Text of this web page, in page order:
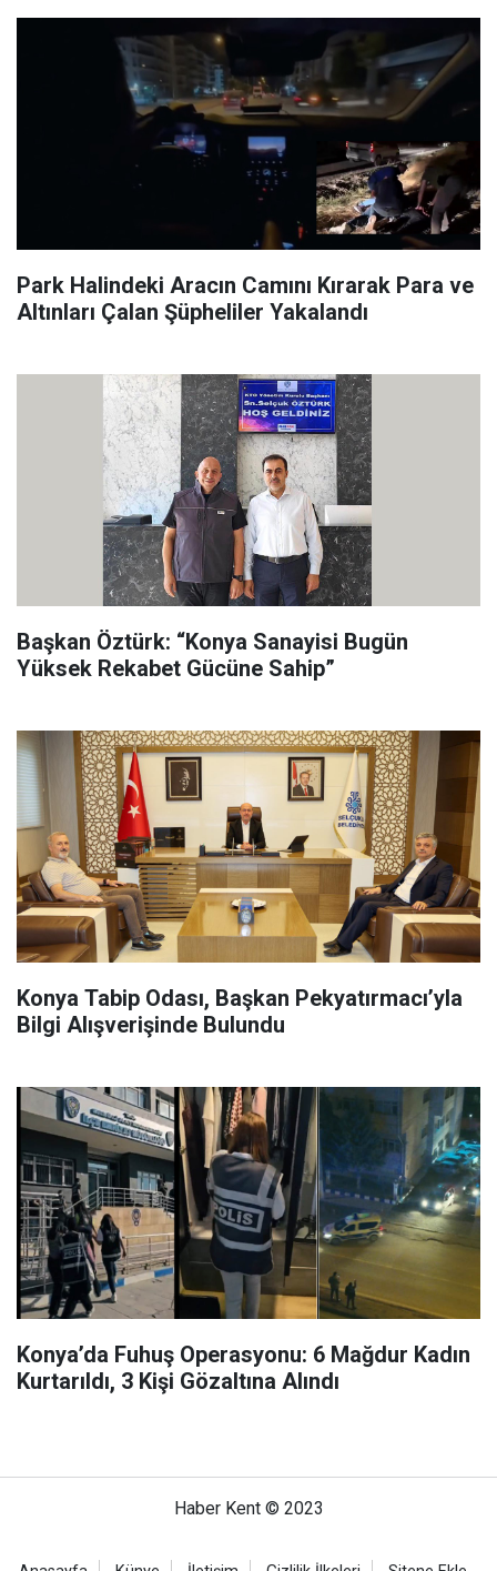
Park Halindeki Aracın Camını Kırarak Para ve
Altınları Çalan Şüpheliler Yakalandı
Başkan Öztürk: “Konya Sanayisi Bugün
Yüksek Rekabet Gücüne Sahip”
Konya Tabip Odası, Başkan Pekyatırmacı’yla
Bilgi Alışverişinde Bulundu
Konya’da Fuhuş Operasyonu: 6 Mağdur Kadın
Kurtarıldı, 3 Kişi Gözaltına Alındı
Haber Kent © 2023